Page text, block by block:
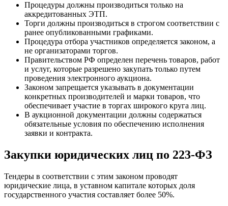
Процедуры должны производиться только на
аккредитованных ЭТП.
Торги должны производиться в строгом соответствии с
ранее опубликованными графиками.
Процедура отбора участников определяется законом, а
не организаторами торгов.
Правительством РФ определен перечень товаров, работ
и услуг, которые разрешено закупать только путем
проведения электронного аукциона.
Законом запрещается указывать в документации
конкретных производителей и марки товаров, что
обеспечивает участие в торгах широкого круга лиц.
В аукционной документации должны содержаться
обязательные условия по обеспечению исполнения
заявки и контракта.
Закупки юридических лиц по 223-ФЗ
Тендеры в соответствии с этим законом проводят
юридические лица, в уставном капитале которых доля
государственного участия составляет более 50%.